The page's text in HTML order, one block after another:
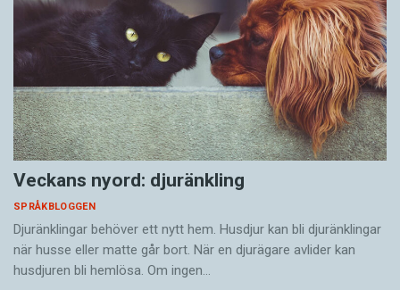
Veckans nyord: djuränkling
SPRÅKBLOGGEN
Djuränklingar behöver ett nytt hem. Husdjur kan bli djuränklingar
när husse eller matte går bort. När en djurägare avlider kan
husdjuren bli hemlösa. Om ingen…